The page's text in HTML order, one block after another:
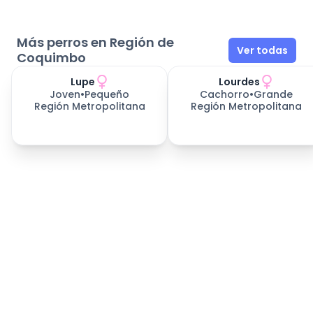
Más perros en Región de
Coquimbo
Ver todas
Lupe
Joven•Pequeño
Región Metropolitana
Lourdes
Cachorro•Grande
Región Metropolitana